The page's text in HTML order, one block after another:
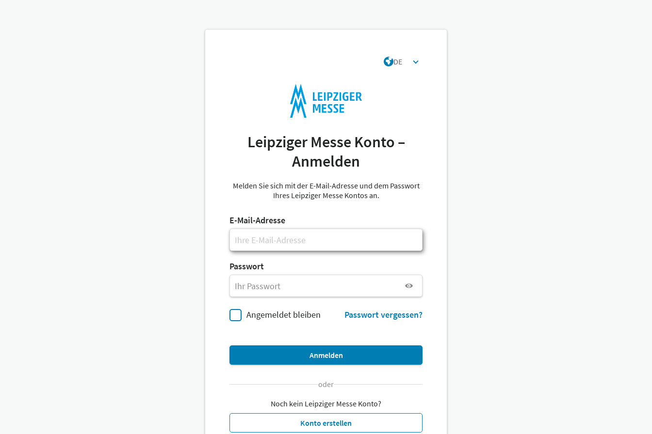
DE
Leipziger Messe Konto –
Anmelden
Melden Sie sich mit der E-Mail-Adresse und dem Passwort
Ihres Leipziger Messe Kontos an.
E-Mail-Adresse
Passwort
Angemeldet bleiben Passwort vergessen?
Anmelden
oder
Noch kein Leipziger Messe Konto?
Konto erstellen